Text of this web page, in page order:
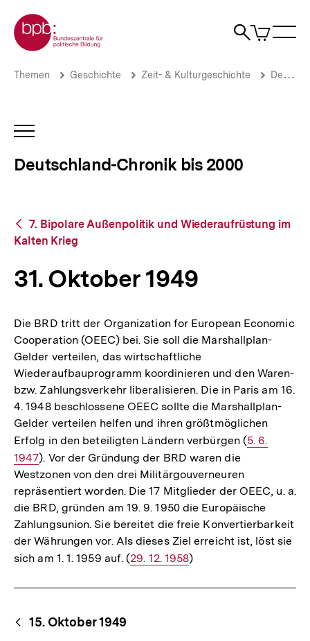
zum
Seiteninhalt
springen
Zur Startseite der bpb
Suche
Artikel
im
31.
Deutschland-
Chronik
2000
Brotkrümelnavigation
Pfadnavigation
Themen Geschichte Zeit- & Kulturgeschichte Deutschland-Chronik bis 2000
INHALTSNAVIGATION
Deutschland-Chronik bis 2000
Zurück
zur
7. Bipolare Außenpolitik und Wiederaufrüstung im
Kalten Krieg
31. Oktober 1949
Die BRD tritt der Organization for European Economic
Cooperation (OEEC) bei. Sie soll die Marshallplan-
Gelder verteilen, das wirtschaftliche
Wiederaufbauprogramm koordinieren und den Waren-
bzw. Zahlungsverkehr liberalisieren. Die in Paris am 16.
4. 1948 beschlossene OEEC sollte die Marshallplan-
Gelder verteilen helfen und ihren größtmöglichen
Erfolg in den beteiligten Ländern verbürgen (Interner
5. 6.
1947). Vor der Gründung der BRD waren die
Westzonen von den drei Militärgouverneuren
repräsentiert worden. Die 17 Mitglieder der OEEC, u. a.
die BRD, gründen am 19. 9. 1950 die Europäische
Zahlungsunion. Sie bereitet die freie Konvertierbarkeit
der Währungen vor. Als dieses Ziel erreicht ist, löst sie
sich am 1. 1. 1959 auf. (Interner
29. 12. 1958)
Begriffsnavigation
Content-
Navigation
15. Oktober 1949